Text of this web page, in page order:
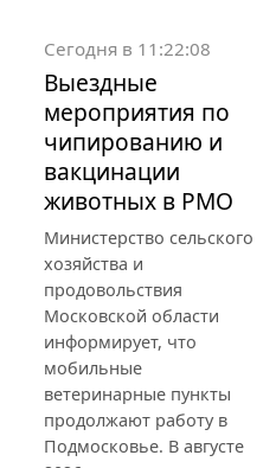
Сегодня в 11:22:08
Выездные
мероприятия по
чипированию и
вакцинации
животных в РМО
Министерство сельского
хозяйства и
продовольствия
Московской области
информирует, что
мобильные
ветеринарные пункты
продолжают работу в
Подмосковье. В августе